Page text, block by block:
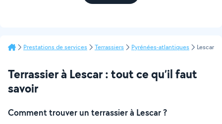
Prestations de services Terrassiers Pyrénées-atlantiques Lescar
Terrassier à Lescar : tout ce qu’il faut
savoir
Comment trouver un terrassier à Lescar ?